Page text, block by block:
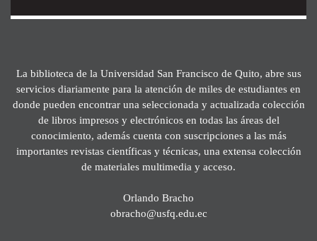
La biblioteca de la Universidad San Francisco de Quito, abre sus
servicios diariamente para la atención de miles de estudiantes en
donde pueden encontrar una seleccionada y actualizada colección
de libros impresos y electrónicos en todas las áreas del
conocimiento, además cuenta con suscripciones a las más
importantes revistas científicas y técnicas, una extensa colección
de materiales multimedia y acceso.
Orlando Bracho
obracho@usfq.edu.ec